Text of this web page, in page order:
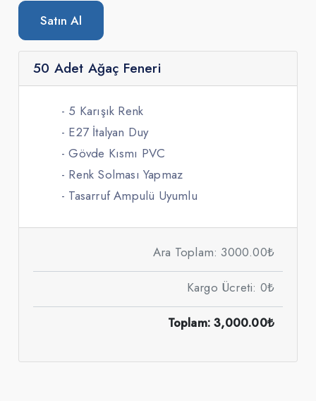
Satın Al
50 Adet Ağaç Feneri
- 5 Karışık Renk
- E27 İtalyan Duy
- Gövde Kısmı PVC
- Renk Solması Yapmaz
- Tasarruf Ampulü Uyumlu
Ara Toplam: 3000.00₺
Kargo Ücreti: 0₺
Toplam: 3,000.00₺